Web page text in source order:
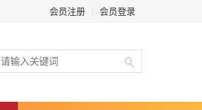
会员注册 会员登录